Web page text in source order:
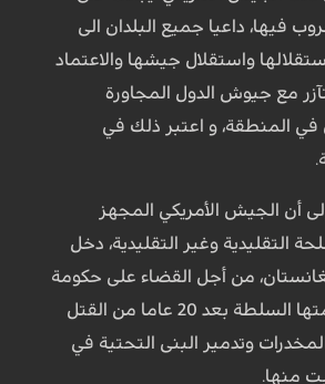
فيها، داعیا جميع البلدان الی
واستقلال جيشها والاعتماد
مع جيوش الدول المجاورة
في المنطقة، و اعتبر ذلك في
أن الجيش الأمريكي المجهز
التقليدية وغير التقليدية، دخل
من أجل القضاء على حكومة
طالبان، لكن سلمتها السلطة بعد 20 عاما من القتل
وتدمير البنى التحتية في
منها.